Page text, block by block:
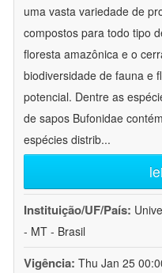
uma vasta variedade de
compostos para todo tipo
floresta amazônica e o
biodiversidade de fauna e
potencial. Dentre as
de sapos Bufonidae
espécies distrib...
Instituição/UF/País:
- MT - Brasil
Vigência: Thu Jan 25